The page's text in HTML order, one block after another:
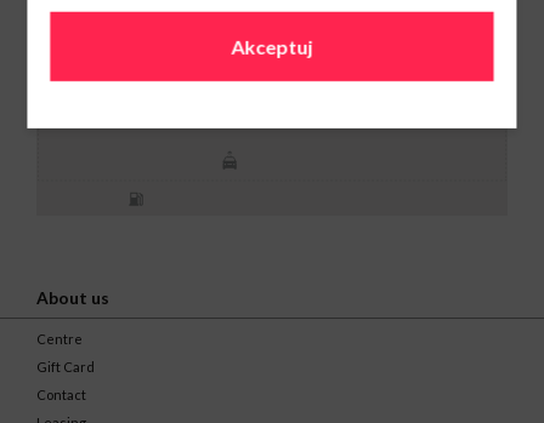
About us
Centre
Gift Card
Contact
Akceptuj